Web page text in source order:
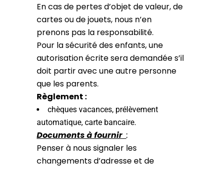
En cas de pertes d’objet de valeur, de
cartes ou de jouets, nous n’en
prenons pas la responsabilité.
Pour la sécurité des enfants, une
autorisation écrite sera demandée s’il
doit partir avec une autre personne
que les parents.
Règlement :
chèques vacances, prélèvement
automatique, carte bancaire.
Documents à fournir :
Penser à nous signaler les
changements d’adresse et de